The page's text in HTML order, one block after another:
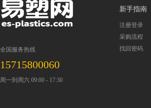
全国服务热线
15715800060
周一到周六 09:00 - 17:30
新手指南
注册登录
采购流程
找回密码